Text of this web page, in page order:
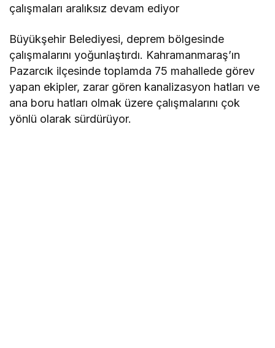
çalışmaları aralıksız devam ediyor
Büyükşehir Belediyesi, deprem bölgesinde
çalışmalarını yoğunlaştırdı. Kahramanmaraş’ın
Pazarcık ilçesinde toplamda 75 mahallede görev
yapan ekipler, zarar gören kanalizasyon hatları ve
ana boru hatları olmak üzere çalışmalarını çok
yönlü olarak sürdürüyor.